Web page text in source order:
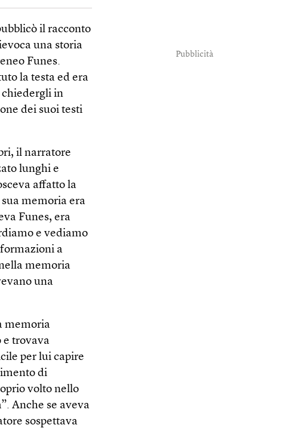
il racconto
una storia
Funes.
la testa ed era
chiedergli in
dei suoi testi
il narratore
lunghi e
affatto la
memoria era
Funes, era
e vediamo
a
memoria
una
memoria
trovava
per lui capire
di
volto nello
Anche se aveva
sospettava
Pubblicità